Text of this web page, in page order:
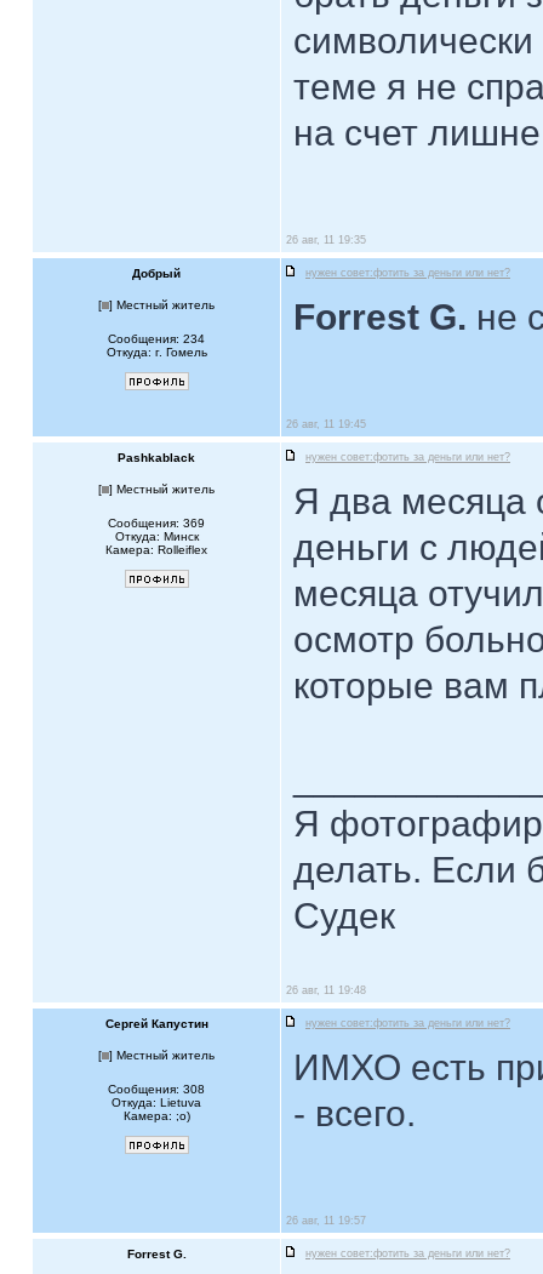
теме я не
на счет
26 авг, 11 19:35
Добрый нужен совет:фотить за деньги или нет?
[ ] Местный житель
Сообщения: 234
Откуда: г. Гомель
Forrest G. не
26 авг, 11 19:45
Pashkablack нужен совет:фотить за деньги или нет?
[ ] Местный житель
Сообщения: 369
Откуда: Минск
Камера: Rolleiflex
Я два месяца
деньги с
месяца
осмотр
которые вам
Я
делать. Если
Судек
26 авг, 11 19:48
Сергей Капустин нужен совет:фотить за деньги или нет?
[ ] Местный житель
Сообщения: 308
Откуда: Lietuva
Камера: ;o)
ИМХО есть
- всего.
26 авг, 11 19:57
Forrest G. нужен совет:фотить за деньги или нет?